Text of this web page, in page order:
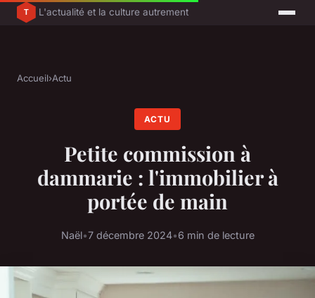
L'actualité et la culture autrement
Accueil›Actu
ACTU
Petite commission à
dammarie : l'immobilier à
portée de main
Naël•7 décembre 2024•6 min de lecture